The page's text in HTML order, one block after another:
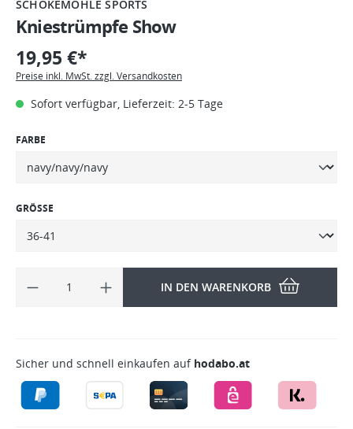
SCHOKEMÖHLE SPORTS
Kniestrümpfe Show
19,95 €*
Preise inkl. MwSt. zzgl. Versandkosten
Sofort verfügbar, Lieferzeit: 2-5 Tage
FARBE
GRÖSSE
IN DEN WARENKORB
Sicher und schnell einkaufen auf hodabo.at